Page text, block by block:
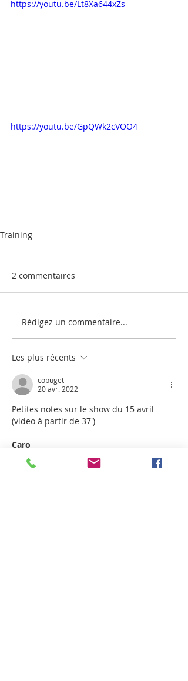
https://youtu.be/Lt8Xa644xZs
https://youtu.be/GpQWk2cVOO4
Training
2 commentaires
Rédigez un commentaire...
Les plus récents
copuget
20 avr. 2022
Petites notes sur le show du 15 avril
(video à partir de 37')
Caro
* Idem quand tu te mets en place après
avoir donné ta veste à Brigitte, garde